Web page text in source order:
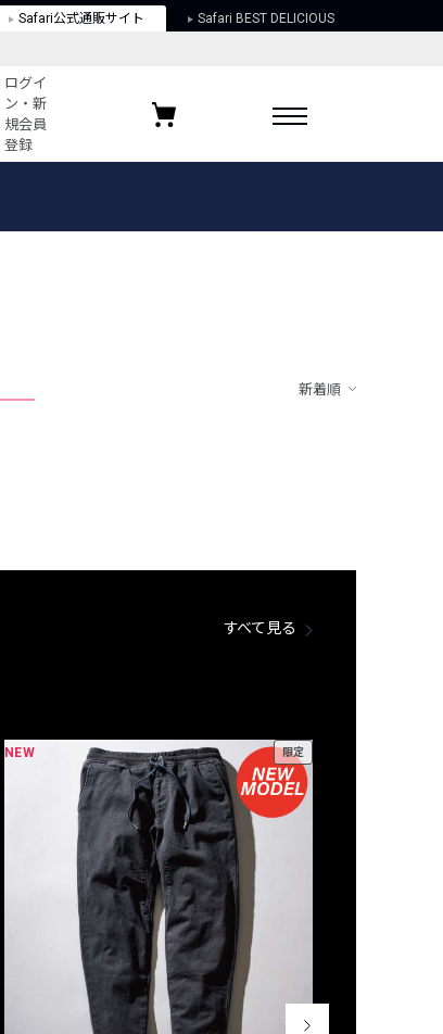
Safari公式通販サイト Safari BEST DELICIOUS
ログイ
ン・新
規会員
登録
お気に入りブランド
新着順
すべて見る
NEW 限定